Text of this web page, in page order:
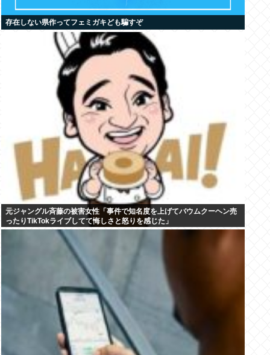
存在しない県作ってフェミガキども騙すぞ
元ジャングル斉藤の被害女性「事件で知名度を上げてバウムクーヘン売
ったりTikTokライブしてて悔しさと怒りを感じた」